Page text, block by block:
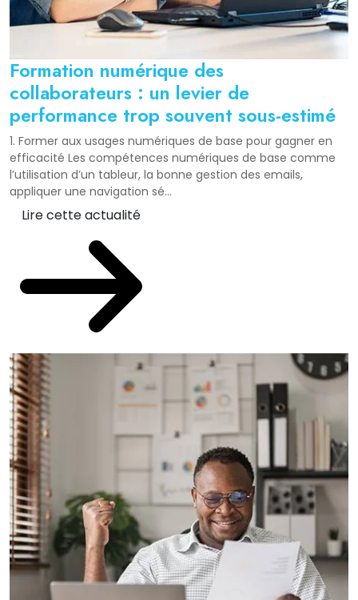
Formation numérique des
collaborateurs : un levier de
performance trop souvent sous-estimé
1. Former aux usages numériques de base pour gagner en
efficacité Les compétences numériques de base comme
l’utilisation d’un tableur, la bonne gestion des emails,
appliquer une navigation sé...
Lire cette actualité